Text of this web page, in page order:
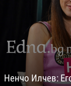
Ненчо Илчев: